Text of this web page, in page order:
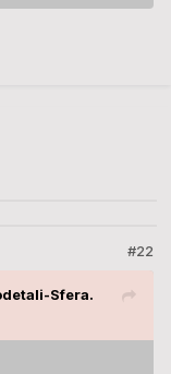
#22
Sfera.